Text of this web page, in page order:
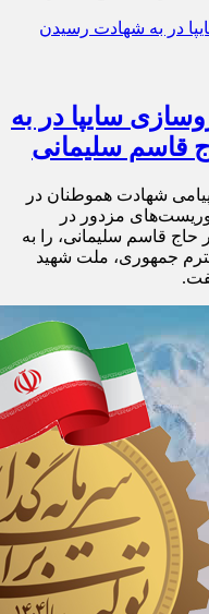
سایپا در به
قاسم سلیمانی
شهادت هموطنان در
مزدور در
قاسم سلیمانی، را به
جمهوری، ملت شهید